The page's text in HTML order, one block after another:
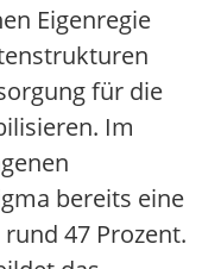
Eigenregie
für die
Im
bereits eine
47 Prozent.